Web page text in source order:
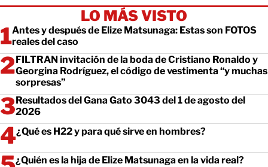
LO MÁS VISTO
Antes y después de Elize Matsunaga: Estas son FOTOS
reales del caso
FILTRAN invitación de la boda de Cristiano Ronaldo y
Georgina Rodríguez, el código de vestimenta “y muchas
sorpresas”
Resultados del Gana Gato 3043 del 1 de agosto del
2026
¿Qué es H22 y para qué sirve en hombres?
¿Quién es la hija de Elize Matsunaga en la vida real?